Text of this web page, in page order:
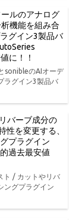
ールのアナログ
機能を組み合
グイン3製品バ
に！！
sonibleのAIオーデ
ラグイン3製品バ
バーブ成分の
性を変更する、
プラグイン
過去最安値
ト / カットやリバ
ングプラグイン